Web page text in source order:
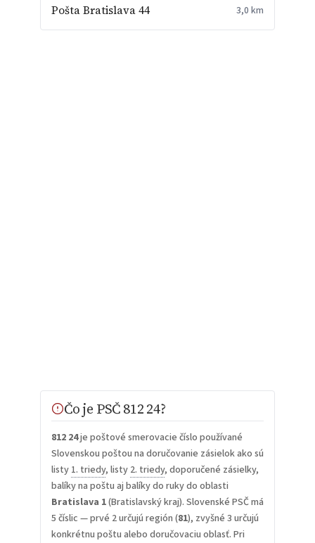
Pošta Bratislava 44 3,0 km
Čo je PSČ 812 24?
812 24je poštové smerovacie číslo používané
Slovenskou poštou na doručovanie zásielok ako sú
listy 1. triedy, listy 2. triedy, doporučené zásielky,
balíky na poštu aj balíky do ruky do oblasti
Bratislava 1(Bratislavský kraj). Slovenské PSČ má
5 číslic — prvé 2 určujú región (81), zvyšné 3 určujú
konkrétnu poštu alebo doručovaciu oblasť. Pri